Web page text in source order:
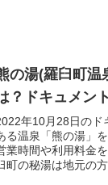
の湯(羅臼町温
？ドキュメン
年10月28日のド
る温泉「熊の湯」
業時間や利用料金
町の秘湯は地元の